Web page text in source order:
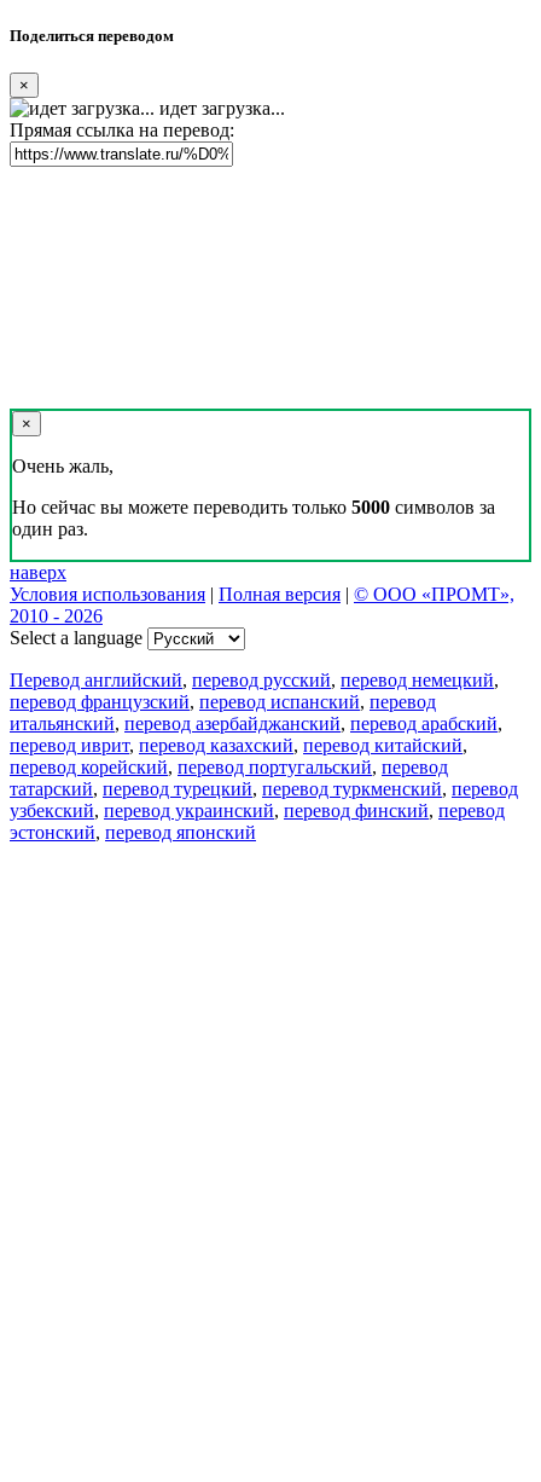
Поделиться переводом
×
идет загрузка...
Прямая ссылка на перевод:
×
Очень жаль,
Но сейчас вы можете переводить только 5000 символов за
один раз.
наверх
Условия использования | Полная версия | © ООО «ПРОМТ»,
2010 - 2026
Select a language
Перевод английский, перевод русский, перевод немецкий,
перевод французский, перевод испанский, перевод
итальянский, перевод азербайджанский, перевод арабский,
перевод иврит, перевод казахский, перевод китайский,
перевод корейский, перевод португальский, перевод
татарский, перевод турецкий, перевод туркменский, перевод
узбекский, перевод украинский, перевод финский, перевод
эстонский, перевод японский